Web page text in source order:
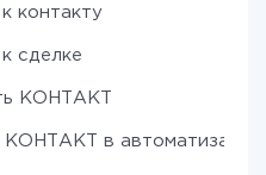
контакту
сделке
КОНТАКТ
в автоматизации